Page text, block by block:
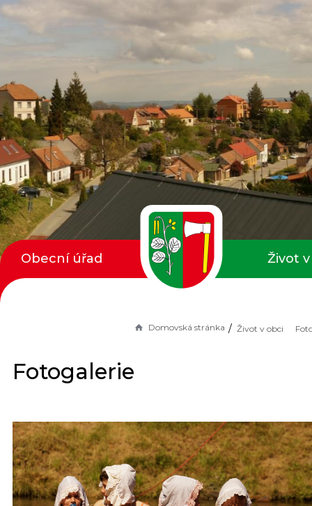
Domovská stránka Život v obci
Fotogalerie
Obecní úřad Život